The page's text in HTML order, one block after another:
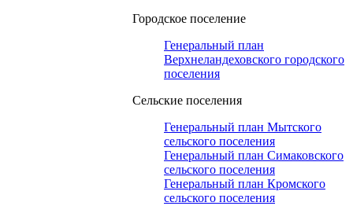
Городское поселение
Генеральный план
Верхнеландеховского городского
поселения
Сельские поселения
Генеральный план Мытского
сельского поселения
Генеральный план Симаковского
сельского поселения
Генеральный план Кромского
сельского поселения